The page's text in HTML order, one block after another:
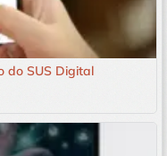
do SUS Digital